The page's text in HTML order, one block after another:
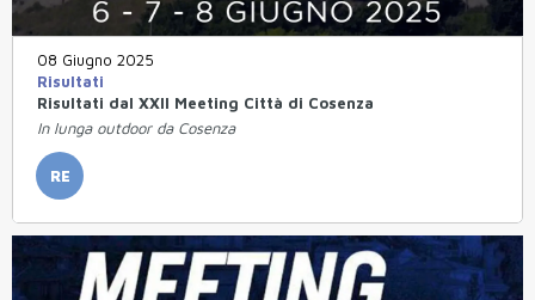
08 Giugno 2025
Risultati
Risultati dal XXII Meeting Città di Cosenza
In lunga outdoor da Cosenza
RE